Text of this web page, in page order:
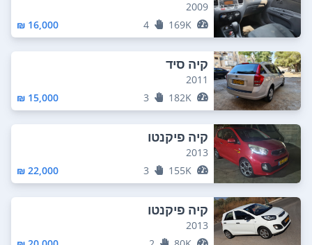
2009
169K
4
16,000 ₪
קיה סיד
2011
182K
3
15,000 ₪
קיה פיקנטו
2013
155K
3
22,000 ₪
קיה פיקנטו
2013